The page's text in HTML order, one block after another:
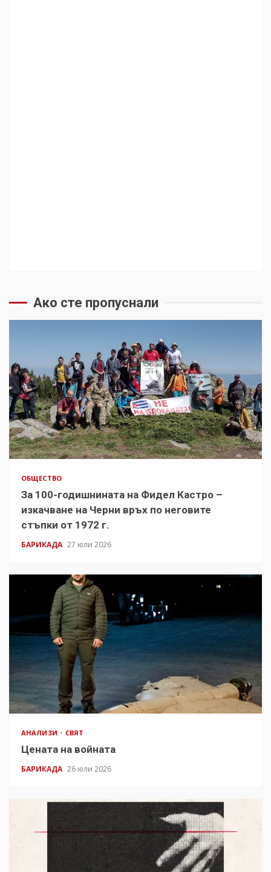
Ако сте пропуснали
ОБЩЕСТВО
За 100-годишнината на Фидел Кастро –
изкачване на Черни връх по неговите
стъпки от 1972 г.
БАРИКАДА 27 юли 2026
АНАЛИЗИ СВЯТ
Цената на войната
БАРИКАДА 26 юли 2026